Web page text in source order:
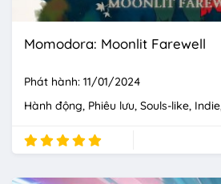
Momodora: Moonlit Farewell
Phát hành: 11/01/2024
Hành động Phiêu lưu Souls-like Indie